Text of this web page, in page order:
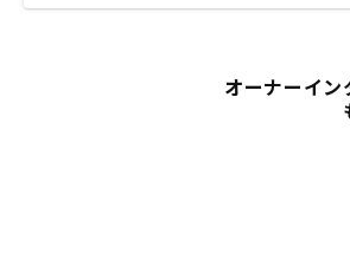
オーナーイン